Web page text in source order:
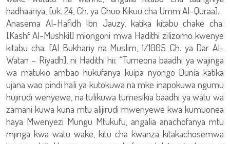
hadhaariya, [uk. 24, Ch. ya Chuo Kikuu cha Umm Al-Quraa].
Anasema Al-Hafidh Ibn Jauzy, katika kitabu chake cha:
[Kashf Al-Mushkil] miongoni mwa Hadithi zilizomo kwenye
kitabu cha: [Al Bukhariy na Muslim, 1/1005 Ch. ya Dar Al-
Watan – Riyadh], ni Hadithi hii: “Tumeona baadhi ya wajinga
wa matukio ambao hukufanya kuipa nyongo Dunia katika
ujana wao pindi hali ya kutokuwa na mke inapokuwa ngumu
hujirudi wenyewe, na tulikuwa tumesikia baadhi ya watu wa
zamani kuwa kuna mtu alijirudi mwenyewe kwa kumuonea
haya Mwenyezi Mungu Mtukufu, angalia anachofanya mtu
mjinga kwa watu wake, kitu cha kwanza kitakachosemwa